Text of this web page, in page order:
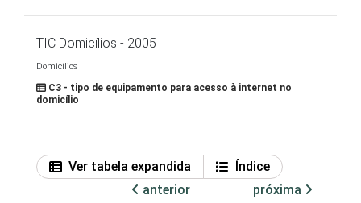
TIC Domicílios - 2005
Domicílios
C3 - tipo de equipamento para acesso à internet no
domicílio
Ver tabela expandida
Índice
anterior
próxima